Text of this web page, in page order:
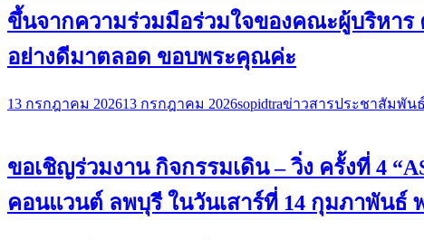
ขึ้นจากความร่วมมือร่วมใจของคณะผู้บริหาร
อย่างดีมาตลอด ขอบพระคุณค่ะ
13 กรกฎาคม 202613 กรกฎาคม 2026sopidtraข่าวสารประชาสัมพันธ์
ขอเชิญร่วมงาน กิจกรรมเดิน – วิ่ง ครั้งที่ 4
คอนแวนต์ ลพบุรี ในวันเสาร์ที่ 14 กุมภาพันธ์